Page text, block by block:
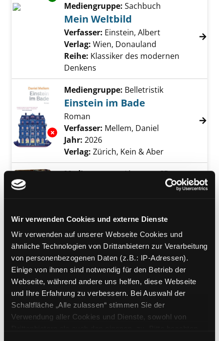
Wir verwenden Cookies und externe Dienste
Wir verwenden auf unserer Webseite Cookies und
ähnliche Technologien von Drittanbietern zur Verarbeitung
von personenbezogenen Daten (z.B.: IP-Adressen).
Einige von ihnen sind notwendig für den Betrieb der
Webseite, während andere uns helfen, diese Webseite
und Ihre Erfahrung zu verbessern. Bei Auswahl der
Schaltfläche „Alle zulassen“ stimmen Sie der
Verwendung aller Cookies und Dienste, sowohl von
Mediengruppe: Sachbuch
Mein Weltbild
Verfasser: Einstein, Albert Suche nach
Verlag: Wien, Donauland
Reihe: Klassiker des modernen
Denkens
Exemplar-Details von Einstein im Bade
Mediengruppe: Belletristik
Einstein im Bade
Roman
Verfasser: Mellem, Daniel
Jahr: 2026
Verlag: Zürich, Kein & Aber
Exemplar-Details von Einstein anzeigen
Mediengruppe:Literatur CD
Lesung mit Musik
Verfasser: Kuhlmann, TorbenSuche
Jahr:2020
Verlag:München, Der Hörverlag
Reihe:hr2 Kultur
Mediengruppe:Sachbuch
Einstein
die Biografie